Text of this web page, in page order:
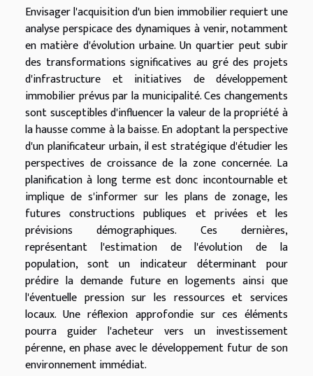
Envisager l'acquisition d'un bien immobilier requiert une
analyse perspicace des dynamiques à venir, notamment
en matière d'évolution urbaine. Un quartier peut subir
des transformations significatives au gré des projets
d'infrastructure et initiatives de développement
immobilier prévus par la municipalité. Ces changements
sont susceptibles d'influencer la valeur de la propriété à
la hausse comme à la baisse. En adoptant la perspective
d'un planificateur urbain, il est stratégique d'étudier les
perspectives de croissance de la zone concernée. La
planification à long terme est donc incontournable et
implique de s'informer sur les plans de zonage, les
futures constructions publiques et privées et les
prévisions démographiques. Ces dernières,
représentant l'estimation de l'évolution de la
population, sont un indicateur déterminant pour
prédire la demande future en logements ainsi que
l'éventuelle pression sur les ressources et services
locaux. Une réflexion approfondie sur ces éléments
pourra guider l'acheteur vers un investissement
pérenne, en phase avec le développement futur de son
environnement immédiat.